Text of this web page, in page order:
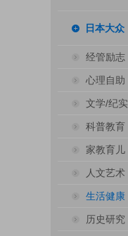
日本大众
经管励志
心理自助
文学/纪实
科普教育
家教育儿
人文艺术
生活健康
历史研究